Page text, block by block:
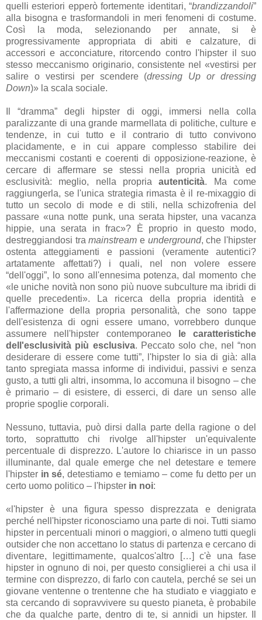
quelli esteriori epperò fortemente identitari, “brandizzandoli”
alla bisogna e trasformandoli in meri fenomeni di costume.
Così la moda, selezionando per annate, si è
progressivamente appropriata di abiti e calzature, di
accessori e acconciature, ritorcendo contro l'hipster il suo
stesso meccanismo originario, consistente nel «vestirsi per
salire o vestirsi per scendere (dressing Up or dressing
Down)» la scala sociale.
Il “dramma” degli hipster di oggi, immersi nella colla
paralizzante di una grande marmellata di politiche, culture e
tendenze, in cui tutto e il contrario di tutto convivono
placidamente, e in cui appare complesso stabilire dei
meccanismi costanti e coerenti di opposizione-reazione, è
cercare di affermare se stessi nella propria unicità ed
esclusività: meglio, nella propriaautenticità. Ma come
raggiungerla, se l'unica strategia rimasta è il re-mixaggio di
tutto un secolo di mode e di stili, nella schizofrenia del
passare «una notte punk, una serata hipster, una vacanza
hippie, una serata in frac»? È proprio in questo modo,
destreggiandosi tramainstream e underground, che l'hipster
ostenta atteggiamenti e passioni (veramente autentici?
artatamente affettati?) i quali, nel non volere essere
“dell'oggi”, lo sono all'ennesima potenza, dal momento che
«le uniche novità non sono più nuove subculture ma ibridi di
quelle precedenti». La ricerca della propria identità e
l'affermazione della propria personalità, che sono tappe
dell'esistenza di ogni essere umano, vorrebbero dunque
assumere nell'hipster contemporaneo
le caratteristiche
dell'esclusività più esclusiva. Peccato solo che, nel “non
desiderare di essere come tutti”, l'hipster lo sia di già: alla
tanto spregiata massa informe di individui, passivi e senza
gusto, a tutti gli altri, insomma, lo accomuna il bisogno – che
è primario – di esistere, di esserci, di dare un senso alle
proprie spoglie corporali.
Nessuno, tuttavia, può dirsi dalla parte della ragione o del
torto, soprattutto chi rivolge all'hipster un'equivalente
percentuale di disprezzo. L'autore lo chiarisce in un passo
illuminante, dal quale emerge che nel detestare e temere
l'hipster in sé, detestiamo e temiamo – come fu detto per un
certo uomo politico – l'hipster in noi:
«l'hipster è una figura spesso disprezzata e denigrata
perché nell'hipster riconosciamo una parte di noi. Tutti siamo
hipster in percentuali minori o maggiori, o almeno tutti quegli
outsider che non accettano lo status di partenza e cercano di
diventare, legittimamente, qualcos'altro […] c'è una fase
hipster in ognuno di noi, per questo consiglierei a chi usa il
termine con disprezzo, di farlo con cautela, perché se sei un
giovane ventenne o trentenne che ha studiato e viaggiato e
sta cercando di sopravvivere su questo pianeta, è probabile
che da qualche parte, dentro di te, si annidi un hipster. Il